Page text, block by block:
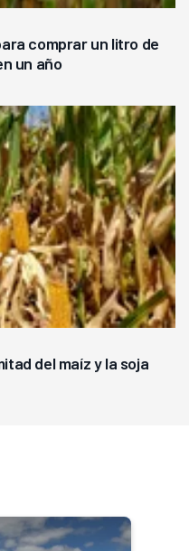
comprar un litro de
un año
del maíz y la soja